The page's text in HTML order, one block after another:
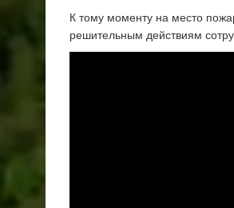
К тому моменту на место
решительным действиям